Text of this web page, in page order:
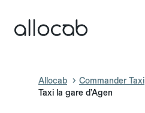
Allocab Commander Taxi
Taxi la gare d’Agen